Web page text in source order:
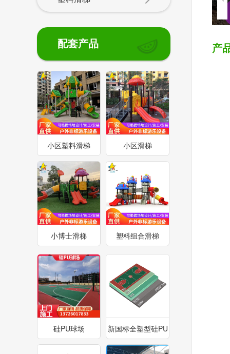
配套产品
小区塑料滑梯 小区滑梯
小博士滑梯 塑料组合滑梯
硅PU球场
新国标全塑型硅PU
球场
产